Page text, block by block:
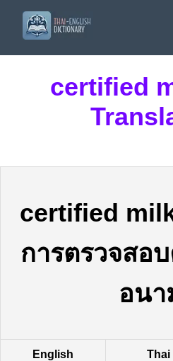
certified
certified
การตรวจสอ
อนา
English Thai